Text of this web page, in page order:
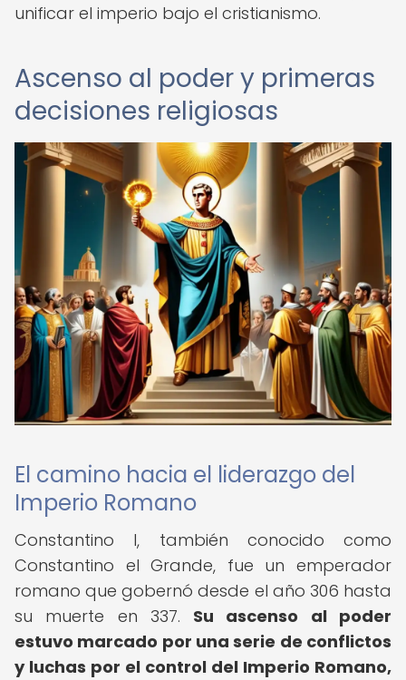
unificar el imperio bajo el cristianismo.
Ascenso al poder y primeras
decisiones religiosas
El camino hacia el liderazgo del
Imperio Romano
Constantino I, también conocido como
Constantino el Grande, fue un emperador
romano que gobernó desde el año 306 hasta
su muerte en 337. Su ascenso al poder
estuvo marcado por una serie de conflictos
y luchas por el control del Imperio Romano,